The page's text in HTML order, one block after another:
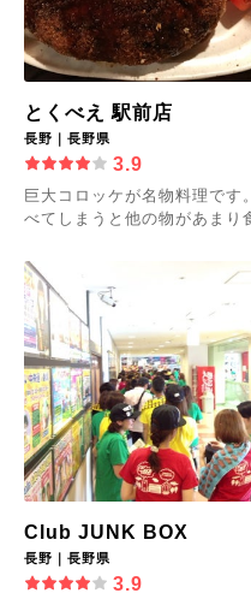
とくべえ 駅前店
長野｜長野県
3.9
巨大コロッケが名物料理です
べてしまうと他の物があまり
Club JUNK BOX
長野｜長野県
3.9